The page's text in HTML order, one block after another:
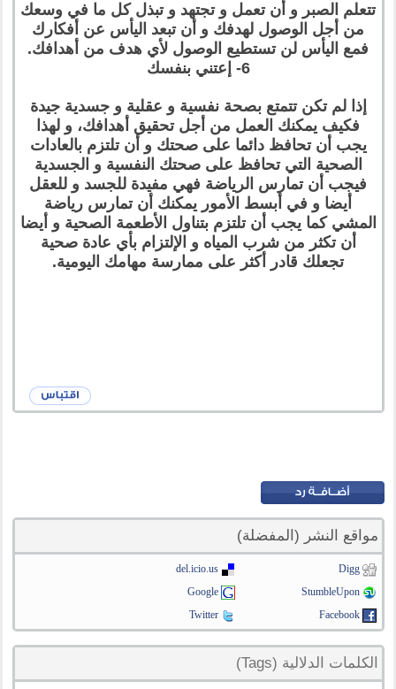
تتعلم الصبر و أن تعمل و تجتهد و تبذل كل ما في وسعك
من أجل الوصول لهدفك و أن تبعد اليأس عن أفكارك
فمع اليأس لن تستطيع الوصول لأي هدف من أهدافك.
6- إعتني بنفسك
إذا لم تكن تتمتع بصحة نفسية و عقلية و جسدية جيدة
فكيف يمكنك العمل من أجل تحقيق أهدافك، و لهذا
يجب أن تحافظ دائما على صحتك و أن تلتزم بالعادات
الصحية التي تحافظ على صحتك النفسية و الجسدية
فيجب أن تمارس الرياضة فهي مفيدة للجسد و للعقل
أيضا و في أبسط الأمور يمكنك أن تمارس رياضة
المشي كما يجب أن تلتزم بتناول الأطعمة الصحية و أيضا
أن تكثر من شرب المياه و الإلتزام بأي عادة صحية
تجعلك قادر أكثر على ممارسة مهامك اليومية.
مواقع النشر (المفضلة)
Digg
del.icio.us
StumbleUpon
Google
Facebook
Twitter
الكلمات الدلالية (Tags)